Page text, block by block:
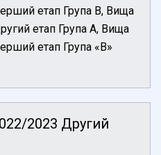
етап Група B, Вища
етап Група А, Вища
етап Група «В»
2023 Другий